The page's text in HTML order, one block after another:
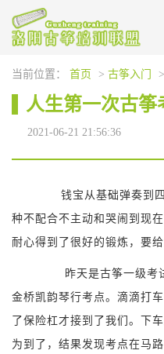
当前位置： 首页 > 古筝入门
人生第一次古筝
2021-06-21 21:56:36
钱宝从基础弹奏到四
种不配合不主动和哭闹到现
耐心得到了很好的锻炼，要
昨天是古筝一级考试
金桥凯韵琴行考点。滴滴打
了保险杠才接到了我们。下
为到了，结果发现考点在马